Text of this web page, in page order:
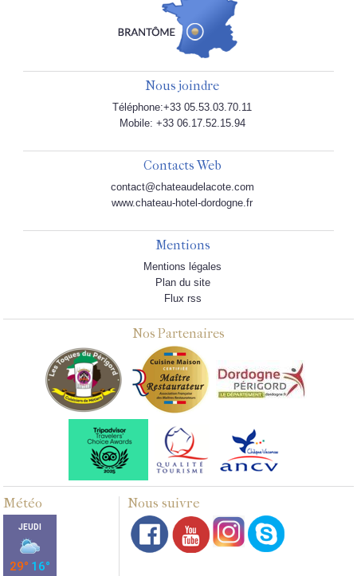
Nous joindre
Téléphone:+33 05.53.03.70.11
Mobile: +33 06.17.52.15.94
Contacts Web
contact@chateaudelacote.com
www.chateau-hotel-dordogne.fr
Mentions
Mentions légales
Plan du site
Flux rss
Nos Partenaires
Météo Nous suivre